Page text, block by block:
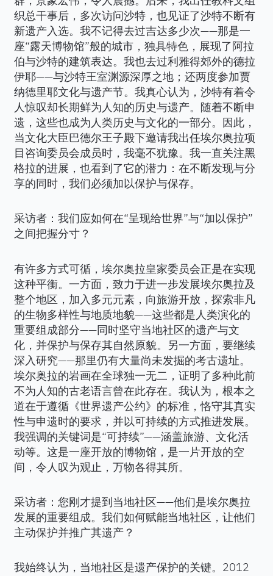
织总干事后，多次访问沙特，也见证了沙特不断有
新遗产入选。我不记得去过吉达多少次——那是一
座“露天博物馆”般的城市，独具特色，展现了阿拉
伯与沙特的建筑表达。我也去过利雅得郊外的德拉
伊耶——与沙特王室渊源深厚之地；还两度参加贾
纳德里耶文化与遗产节。我真心认为，沙特有着令
人惊叹却长期鲜为人知的历史与遗产。随着不断申
遗，这些也成为人类历史与文化的一部分。因此，
当文化大臣巴德尔王子殿下邀请我出任埃尔奥拉项
目咨询委员会成员时，我毫不犹豫。我一直关注黑
格拉的进展，也看到了它的潜力：在不断发现与分
享的同时，我们必须加以保护与保存。
采访者：我们应如何在“呈现给世界”与“加以保护”
之间把握分寸？
有许多方式可循，埃尔奥拉皇家委员会正是在实现
这种平衡。一方面，致力于进一步发展埃尔奥拉及
整个地区，加入多元元素，向旅游开放，探索非凡
的生物多样性与地质地貌——这些都是人类演化的
重要组成部分——同时坚守当地社区的遗产与文
化，并保护与保存其自然原貌。另一方面，要继续
深入研究——那里仍有大量尚未发掘的考古遗址。
埃尔奥拉的岩画在全球独一无二，证明了多种此前
不为人知的古老语言曾在此存在。我认为，根本之
道在于遵循《世界遗产公约》的标准，恪守其真实
性与申遗时的要求，并以可持续的方式推进发展。
我强调的关键词是“可持续”——涵盖旅游、文化活
动等。这是一座开放的博物馆，是一片开放的空
间，令人叹为观止，万物各得其所。
采访者：您刚才提到当地社区——他们是埃尔奥拉
发展的重要组成。我们如何赋能当地社区，让他们
主动保护并推广其遗产？
我始终认为，当地社区是遗产保护的关键。2012